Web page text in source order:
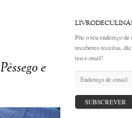
e
Põe o teu endereço
receberes receitas,
teu e-mail!
email
SUBSCREVER